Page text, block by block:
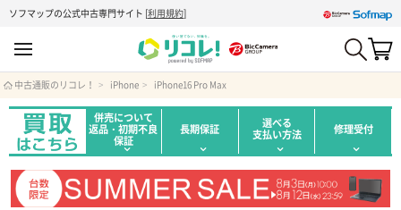
ソフマップの公式中古専門サイト [利用規約]
中古通販のリコレ！ iPhone iPhone16 Pro Max
併売について
返品・初期不良
保証
長期保証 選べる
支払い方法 修理受付